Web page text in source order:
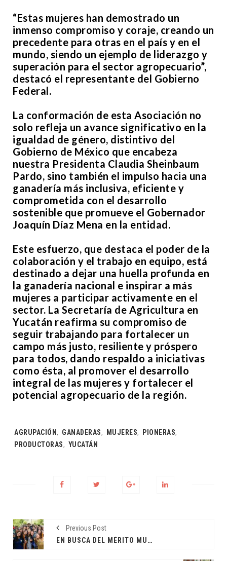
“Estas mujeres han demostrado un
inmenso compromiso y coraje, creando un
precedente para otras en el país y en el
mundo, siendo un ejemplo de liderazgo y
superación para el sector agropecuario”,
destacó el representante del Gobierno
Federal.
La conformación de esta Asociación no
solo refleja un avance significativo en la
igualdad de género, distintivo del
Gobierno de México que encabeza
nuestra Presidenta Claudia Sheinbaum
Pardo, sino también el impulso hacia una
ganadería más inclusiva, eficiente y
comprometida con el desarrollo
sostenible que promueve el Gobernador
Joaquín Díaz Mena en la entidad.
Este esfuerzo, que destaca el poder de la
colaboración y el trabajo en equipo, está
destinado a dejar una huella profunda en
la ganadería nacional e inspirar a más
mujeres a participar activamente en el
sector. La Secretaría de Agricultura en
Yucatán reafirma su compromiso de
seguir trabajando para fortalecer un
campo más justo, resiliente y próspero
para todos, dando respaldo a iniciativas
como ésta, al promover el desarrollo
integral de las mujeres y fortalecer el
potencial agropecuario de la región.
Tags:
AGRUPACIÓN, GANADERAS, MUJERES, PIONERAS,
PRODUCTORAS, YUCATÁN
Previous Post
EN BUSCA DEL MÉRITO MUNICIPAL DE LAS JUVENTUDES